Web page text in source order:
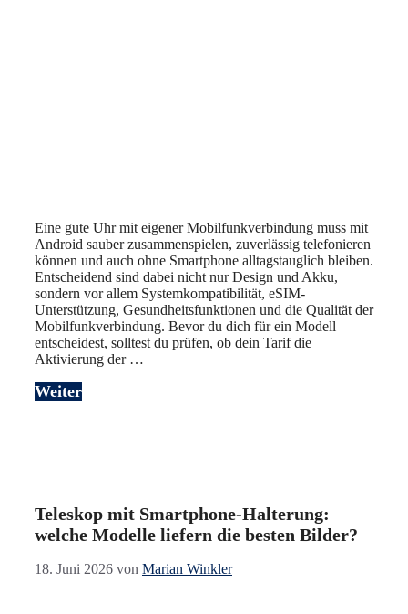
Eine gute Uhr mit eigener Mobilfunkverbindung muss mit
Android sauber zusammenspielen, zuverlässig telefonieren
können und auch ohne Smartphone alltagstauglich bleiben.
Entscheidend sind dabei nicht nur Design und Akku,
sondern vor allem Systemkompatibilität, eSIM-
Unterstützung, Gesundheitsfunktionen und die Qualität der
Mobilfunkverbindung. Bevor du dich für ein Modell
entscheidest, solltest du prüfen, ob dein Tarif die
Aktivierung der …
Weiter
Teleskop mit Smartphone-Halterung:
welche Modelle liefern die besten Bilder?
18. Juni 2026 von Marian Winkler